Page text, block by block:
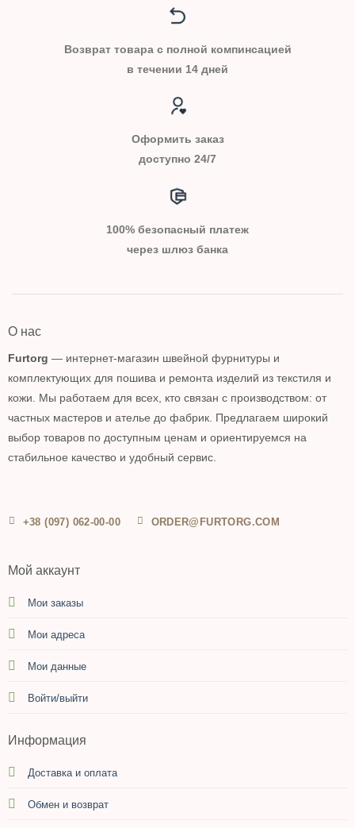
Возврат товара с полной компинсацией
в течении 14 дней
Оформить заказ
доступно 24/7
100% безопасный платеж
через шлюз банка
О нас
Furtorg — интернет-магазин швейной фурнитуры и
комплектующих для пошива и ремонта изделий из текстиля и
кожи. Мы работаем для всех, кто связан с производством: от
частных мастеров и ателье до фабрик. Предлагаем широкий
выбор товаров по доступным ценам и ориентируемся на
стабильное качество и удобный сервис.
+38 (097) 062-00-00 ORDER@FURTORG.COM
Мой аккаунт
Мои заказы
Мои адреса
Мои данные
Войти/выйти
Информация
Доставка и оплата
Обмен и возврат